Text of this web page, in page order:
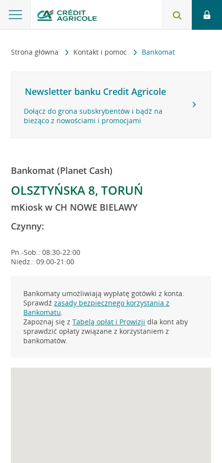
Strona główna Kontakt i pomoc Bankomat
Newsletter banku Credit Agricole
Dołącz do grona subskrybentów i bądź na
bieżąco z nowościami i promocjami
Bankomat (Planet Cash)
OLSZTYŃSKA 8, TORUŃ
mKiosk w CH NOWE BIELAWY
Czynny:
Pn.-Sob.: 08:30-22:00
Niedz.: 09:00-21:00
Bankomaty umożliwiają wypłatę gotówki z konta.
Sprawdźzasady bezpiecznego korzystania z
Bankomatu.
Zapoznaj się zTabelą opłat i Prowizji dla kont aby
sprawdzić opłaty związane z korzystaniem z
bankomatów.